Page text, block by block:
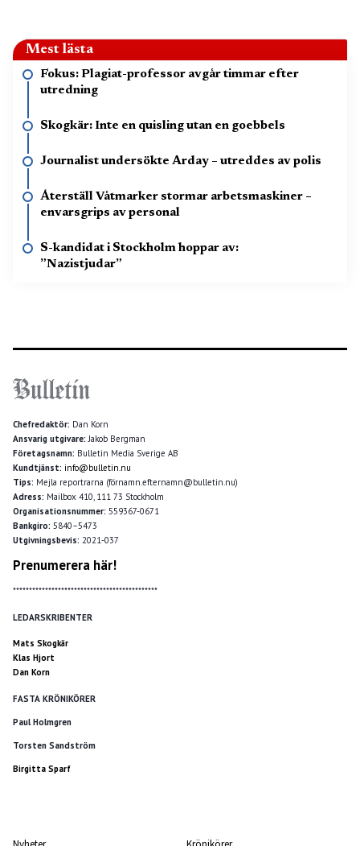
Mest lästa
Fokus: Plagiat-professor avgår timmar efter
utredning
Skogkär: Inte en quisling utan en goebbels
Journalist undersökte Arday – utreddes av polis
Återställ Våtmarker stormar arbetsmaskiner –
envarsgrips av personal
S-kandidat i Stockholm hoppar av:
”Nazistjudar”
Chefredaktör: Dan Korn
Ansvarig utgivare: Jakob Bergman
Företagsnamn: Bulletin Media Sverige AB
Kundtjänst: info@bulletin.nu
Tips: Mejla reportrarna (förnamn.efternamn@bulletin.nu)
Adress: Mailbox 410, 111 73 Stockholm
Organisationsnummer: 559367-0671
Bankgiro: 5840–5473
Utgivningsbevis: 2021-037
Prenumerera här!
*********************************************
LEDARSKRIBENTER
Mats Skogkär
Klas Hjort
Dan Korn
FASTA KRÖNIKÖRER
Paul Holmgren
Torsten Sandström
Birgitta Sparf